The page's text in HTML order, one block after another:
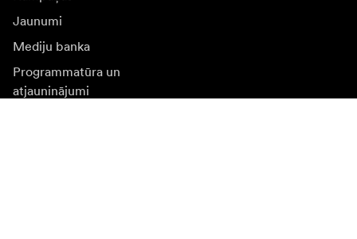
Jaunumi
Mediju banka
Programmatūra un
atjauninājumi